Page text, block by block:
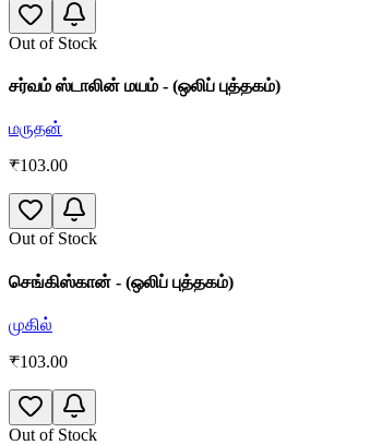
Out of Stock
சர்வம் ஸ்டாலின் மயம் - (ஒலிப் புத்தகம்)
மருதன்
₹103.00
Out of Stock
செங்கிஸ்கான் - (ஒலிப் புத்தகம்)
முகில்
₹103.00
Out of Stock